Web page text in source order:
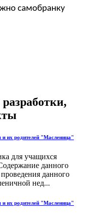
самобранку
и их родителей "Масленица"
для учащихся
данного
данного
нед...
и их родителей "Масленица"